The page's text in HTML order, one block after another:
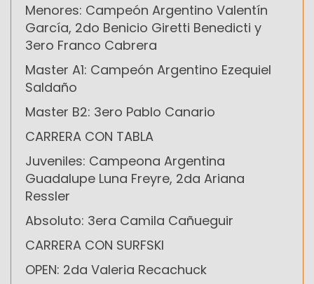
Menores: Campeón Argentino Valentín
García, 2do Benicio Giretti Benedicti y
3ero Franco Cabrera
Master A1: Campeón Argentino Ezequiel
Saldaño
Master B2: 3ero Pablo Canario
CARRERA CON TABLA
Juveniles: Campeona Argentina
Guadalupe Luna Freyre, 2da Ariana
Ressler
Absoluto: 3era Camila Cañueguir
CARRERA CON SURFSKI
OPEN: 2da Valeria Recachuck